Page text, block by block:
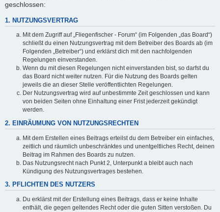
geschlossen:
1. NUTZUNGSVERTRAG
Mit dem Zugriff auf „Fliegenfischer - Forum“ (im Folgenden „das Board“)
schließt du einen Nutzungsvertrag mit dem Betreiber des Boards ab (im
Folgenden „Betreiber“) und erklärst dich mit den nachfolgenden
Regelungen einverstanden.
Wenn du mit diesen Regelungen nicht einverstanden bist, so darfst du
das Board nicht weiter nutzen. Für die Nutzung des Boards gelten
jeweils die an dieser Stelle veröffentlichten Regelungen.
Der Nutzungsvertrag wird auf unbestimmte Zeit geschlossen und kann
von beiden Seiten ohne Einhaltung einer Frist jederzeit gekündigt
werden.
2. EINRÄUMUNG VON NUTZUNGSRECHTEN
Mit dem Erstellen eines Beitrags erteilst du dem Betreiber ein einfaches,
zeitlich und räumlich unbeschränktes und unentgeltliches Recht, deinen
Beitrag im Rahmen des Boards zu nutzen.
Das Nutzungsrecht nach Punkt 2, Unterpunkt a bleibt auch nach
Kündigung des Nutzungsvertrages bestehen.
3. PFLICHTEN DES NUTZERS
Du erklärst mit der Erstellung eines Beitrags, dass er keine Inhalte
enthält, die gegen geltendes Recht oder die guten Sitten verstoßen. Du